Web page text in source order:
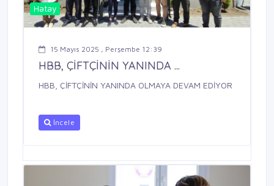
Hatay
15 Mayıs 2025 , Perşembe 12:39
HBB, ÇİFTÇİNİN YANINDA ...
HBB, ÇİFTÇİNİN YANINDA OLMAYA DEVAM EDİYOR
İncele